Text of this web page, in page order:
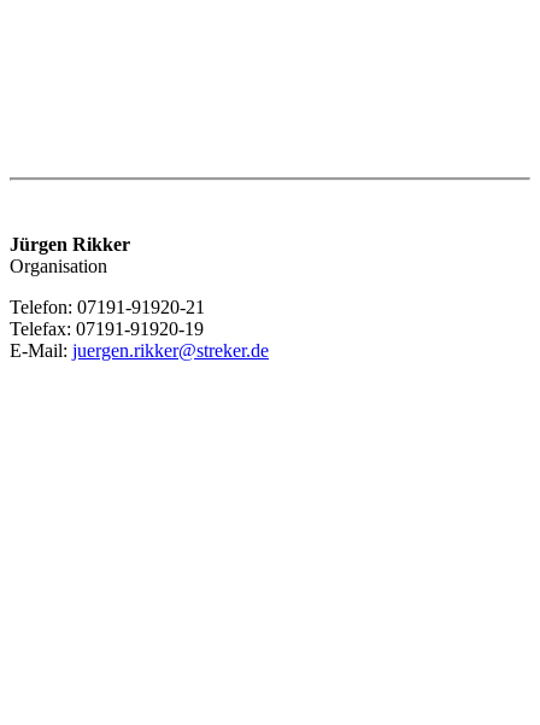
Jürgen Rikker
Organisation
Telefon: 07191-91920-21
Telefax: 07191-91920-19
E-Mail: juergen.rikker@streker.de